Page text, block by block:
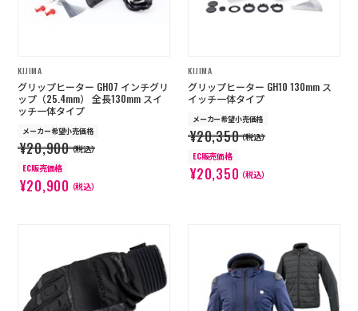
KIJIMA
グリップヒーター GH07 インチグリ
ップ（25.4mm） 全長130mm スイ
ッチ一体タイプ
メーカー希望小売価格
¥20,900（税込）
EC販売価格
¥20,900（税込）
KIJIMA
グリップヒーター GH10 130mm ス
イッチ一体タイプ
メーカー希望小売価格
¥20,350（税込）
EC販売価格
¥20,350（税込）